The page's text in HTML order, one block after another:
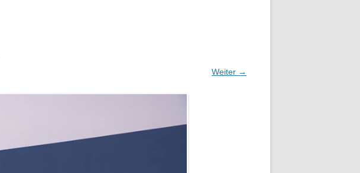
Weiter →